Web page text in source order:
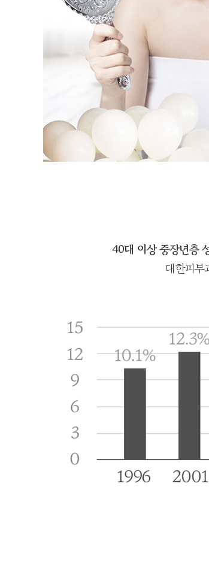
40대 이상 중장년층
대한피부